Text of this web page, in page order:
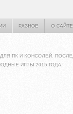
РАЗНОЕ О САЙТЕ
ПК И КОНСОЛЕЙ.
ИГРЫ 2015 ГОДА!